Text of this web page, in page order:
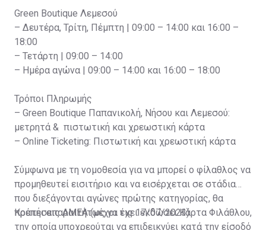
Green Boutique Λεμεσού
– Δευτέρα, Τρίτη, Πέμπτη | 09:00 – 14:00 και 16:00 –
18:00
– Τετάρτη | 09:00 – 14:00
– Ημέρα αγώνα | 09:00 – 14:00 και 16:00 – 18:00
Τρόποι Πληρωμής
– Green Boutique Παπανικολή, Νήσου και Λεμεσού:
μετρητά & πιστωτική και χρεωστική κάρτα
– Online Ticketing: Πιστωτική και χρεωστική κάρτα
Σύμφωνα με τη νομοθεσία για να μπορεί ο φίλαθλος να
προμηθευτεί εισιτήριο και να εισέρχεται σε στάδια
που διεξάγονται αγώνες πρώτης κατηγορίας, θα
πρέπει απαραιτήτως να έχει εκδώσει Κάρτα Φιλάθλου,
την οποία υποχρεούται να επιδεικνύει κατά την είσοδό
Κρατήσεις ΑΜΕΑ (μέχρι τις 17/07/2023)